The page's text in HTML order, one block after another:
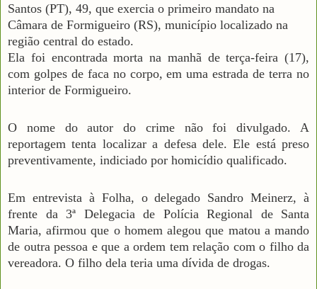
Santos (PT), 49, que exercia o primeiro mandato na
Câmara de Formigueiro (RS), município localizado na
região central do estado.
Ela foi encontrada morta na manhã de terça-feira (17),
com golpes de faca no corpo, em uma estrada de terra no
interior de Formigueiro.
O nome do autor do crime não foi divulgado. A
reportagem tenta localizar a defesa dele. Ele está preso
preventivamente, indiciado por homicídio qualificado.
Em entrevista à Folha, o delegado Sandro Meinerz, à
frente da 3ª Delegacia de Polícia Regional de Santa
Maria, afirmou que o homem alegou que matou a mando
de outra pessoa e que a ordem tem relação com o filho da
vereadora. O filho dela teria uma dívida de drogas.